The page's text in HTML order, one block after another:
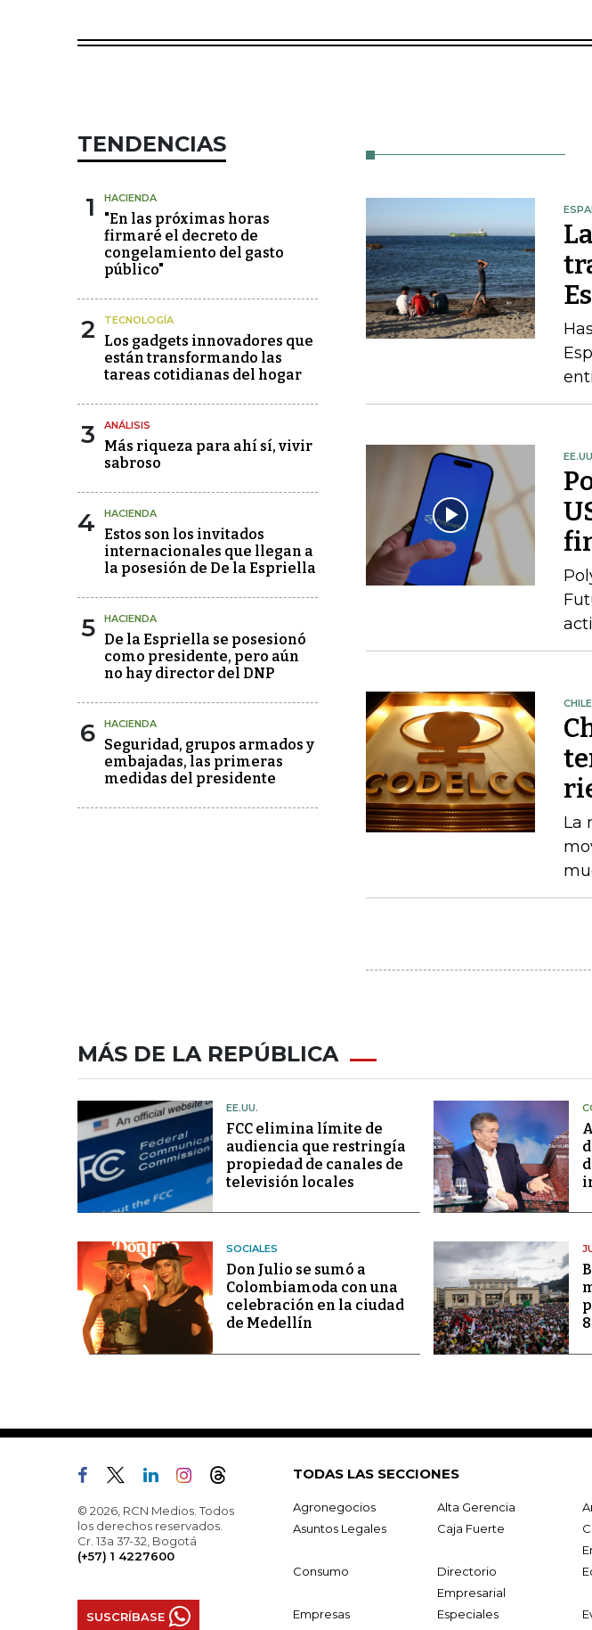
TENDENCIAS
1 HACIENDA
"En las próximas horas
firmaré el decreto de
congelamiento del gasto
público"
2 TECNOLOGÍA
Los gadgets innovadores que
están transformando las
tareas cotidianas del hogar
3 ANÁLISIS
Más riqueza para ahí sí, vivir
sabroso
4 HACIENDA
Estos son los invitados
internacionales que llegan a
la posesión de De la Espriella
5 HACIENDA
De la Espriella se posesionó
como presidente, pero aún
no hay director del DNP
6 HACIENDA
Seguridad, grupos armados y
embajadas, las primeras
medidas del presidente
CHILE
La
MÁS DE LA REPÚBLICA
EE.UU.
FCC elimina límite de
audiencia que restringía
propiedad de canales de
televisión locales
SOCIALES
Don Julio se sumó a
Colombiamoda con una
celebración en la ciudad
de Medellín
© 2026, RCN Medios. Todos
los derechos reservados.
Cr. 13a 37-32, Bogotá
(+57) 1 4227600
SUSCRÍBASE
TODAS LAS SECCIONES
Agronegocios Alta Gerencia
Asuntos Legales
Caja Fuerte
Consumo
Directorio
Empresarial
Empresas Especiales